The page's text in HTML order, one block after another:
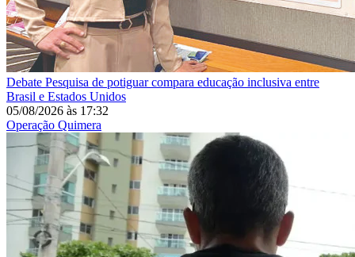
Debate Pesquisa de potiguar compara educação inclusiva entre
Brasil e Estados Unidos
05/08/2026 às 17:32
Operação Quimera